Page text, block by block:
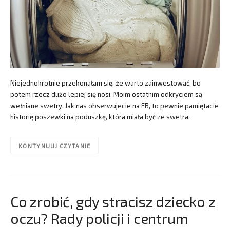
Niejednokrotnie przekonałam się, że warto zainwestować, bo
potem rzecz dużo lepiej się nosi. Moim ostatnim odkryciem są
wełniane swetry. Jak nas obserwujecie na FB, to pewnie pamiętacie
historię poszewki na poduszkę, która miała być ze swetra.
KONTYNUUJ CZYTANIE
Co zrobić, gdy stracisz dziecko z
oczu? Rady policji i centrum